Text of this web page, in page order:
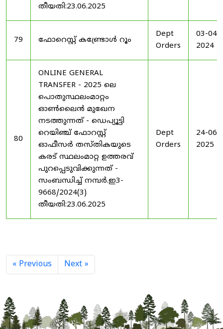
തീയതി:23.06.2025
79 ഫോറെസ്റ്റ് കണ്ട്രോൾ റൂം
Dept
Orders
03-04-
2024
80
ONLINE GENERAL
TRANSFER - 2025 ലെ
പൊതുസ്ഥലംമാറ്റം
ഓൺലൈൻ മുഖേന
നടത്തുന്നത് - ഡെപ്യൂട്ടി
റെയിഞ്ച് ഫോറസ്റ്റ്
ഓഫീസർ തസ്തികയുടെ
കരട് സ്ഥലംമാറ്റ ഉത്തരവ്
പുറപ്പെടുവിക്കുന്നത് -
സംബന്ധിച്ച് നമ്പർ.ഇ3-
9668/2024(3)
തീയതി:23.06.2025
Dept
Orders
24-06-
2025
« Previous Next »